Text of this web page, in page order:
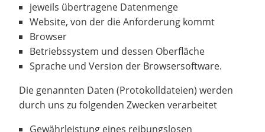
jeweils übertragene Datenmenge
Website, von der die Anforderung kommt
Browser
Betriebssystem und dessen Oberfläche
Sprache und Version der Browsersoftware.
Die genannten Daten (Protokolldateien) werden
durch uns zu folgenden Zwecken verarbeitet
Gewährleistung eines reibungslosen